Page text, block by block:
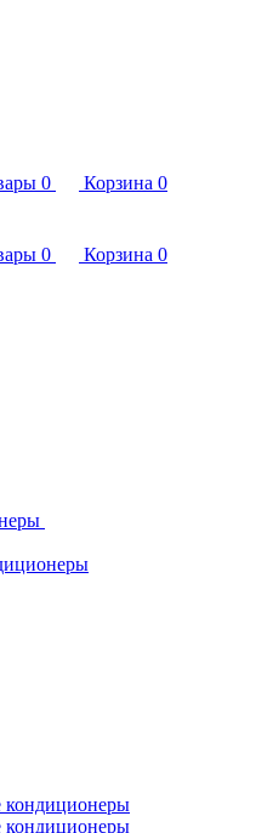
0 Корзина 0
0 Корзина 0